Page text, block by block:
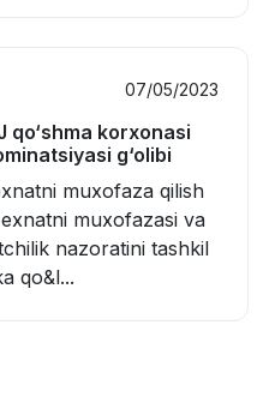
07/05/2023
qo‘shma korxonasi
g‘olibi
muxofaza qilish
muxofazasi va
nazoratini tashkil
qo&l...